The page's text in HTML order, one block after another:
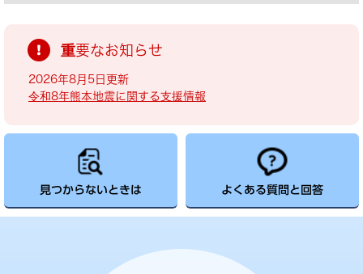
重要なお知らせ
2026年8月5日更新
令和8年熊本地震に関する支援情報
見つからないときは よくある質問と回答